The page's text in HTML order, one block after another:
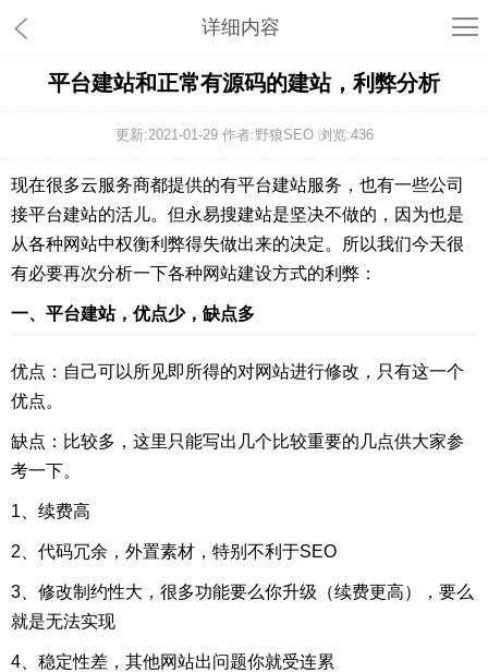
详细内容
平台建站和正常有源码的建站，利弊分析
更新:2021-01-29 作者:野狼SEO 浏览:436
现在很多云服务商都提供的有平台建站服务，也有一些公司
接平台建站的活儿。但永易搜建站是坚决不做的，因为也是
从各种网站中权衡利弊得失做出来的决定。所以我们今天很
有必要再次分析一下各种网站建设方式的利弊：
一、平台建站，优点少，缺点多
优点：自己可以所见即所得的对网站进行修改，只有这一个
优点。
缺点：比较多，这里只能写出几个比较重要的几点供大家参
考一下。
1、续费高
2、代码冗余，外置素材，特别不利于SEO
3、修改制约性大，很多功能要么你升级（续费更高），要么
就是无法实现
4、稳定性差，其他网站出问题你就受连累